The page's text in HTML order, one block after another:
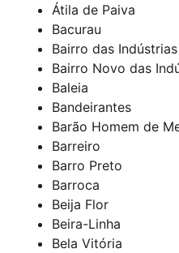
Átila de Paiva
Bacurau
Bairro das Indústrias
Bairro Novo das
Baleia
Bandeirantes
Barão Homem de
Barreiro
Barro Preto
Barroca
Beija Flor
Beira-Linha
Bela Vitória